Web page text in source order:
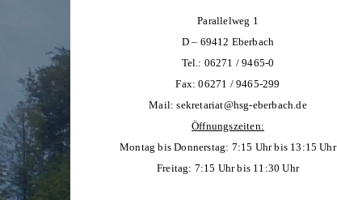
Parallelweg 1
D – 69412 Eberbach
Tel.: 06271 / 9465-0
Fax: 06271 / 9465-299
Mail:sekretariat@hsg-eberbach.de
Öffnungszeiten:
Montag bis Donnerstag: 7:15 Uhr bis 13:15 Uhr
Freitag: 7:15 Uhr bis 11:30 Uhr